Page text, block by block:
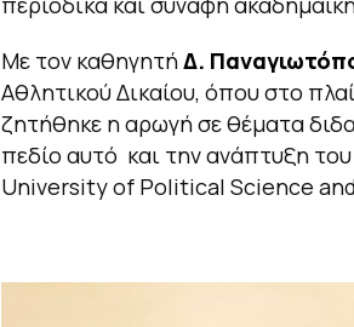
Με τον καθηγητήΔ.
Αθλητικού Δικαίου, όπου στο
ζητήθηκε η αρωγή σε θέματα
πεδίο αυτό και την ανάπτυξη
University of Political Science